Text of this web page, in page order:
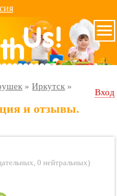
»Иркутск »
Вход
и отзывы.
,0 нейтральных)